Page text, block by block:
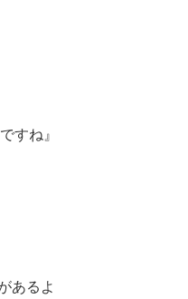
すね』
あるよ